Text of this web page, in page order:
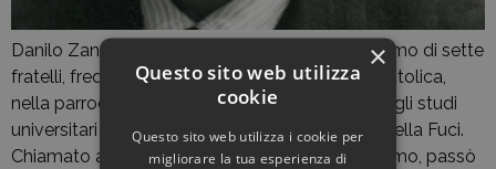
Danilo Zanzucchi nacque a Parma nel 1920, primo di sette
fratelli, frequentando fin da giovane l’Azione cattolica,
nella parrocchia di San Vitale a Parma. Durante gli studi
universitari a Milano, partecipò anche alla vita della Fuci.
Chiamato alle armi nell’agosto del 1942 a Palermo, passò
×
Questo sito web utilizza
cookie
Questo sito web utilizza i cookie per
migliorare la tua esperienza di